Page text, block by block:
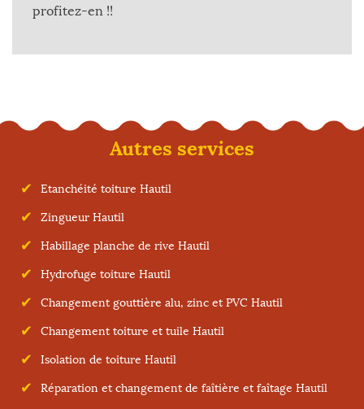
profitez-en !!
Autres services
Etanchéité toiture Hautil
Zingueur Hautil
Habillage planche de rive Hautil
Hydrofuge toiture Hautil
Changement gouttière alu, zinc et PVC Hautil
Changement toiture et tuile Hautil
Isolation de toiture Hautil
Réparation et changement de faîtière et faîtage Hautil